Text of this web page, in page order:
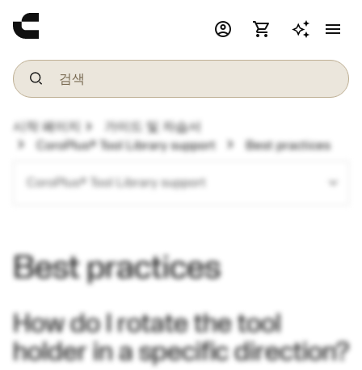
account_circle shopping_cart menu
시작 페이지 chevron_right 가이드 및 자습서
chevron_right CoroPlus® Tool Library support chevron_right Best practices
CoroPlus® Tool Library support expand_more
Best practices
How do I rotate the tool
holder in a specific direction?